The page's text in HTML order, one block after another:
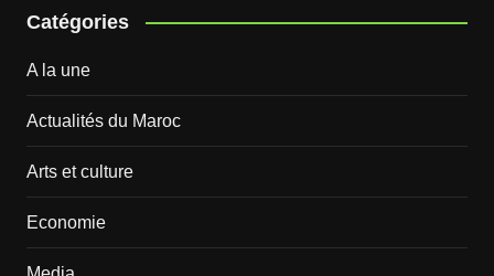
Catégories
A la une
Actualités du Maroc
Arts et culture
Economie